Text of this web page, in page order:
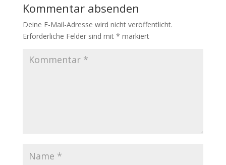
Kommentar absenden
Deine E-Mail-Adresse wird nicht veröffentlicht.
Erforderliche Felder sind mit * markiert